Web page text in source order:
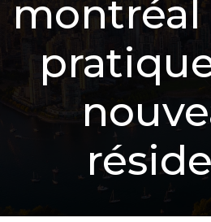
montréal